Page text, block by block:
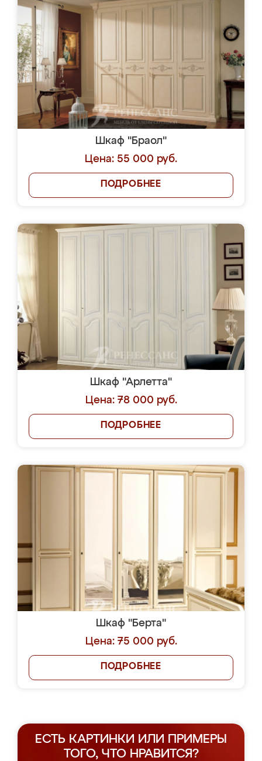
Шкаф "Браол"
Цена: 55 000 руб.
ПОДРОБНЕЕ
Шкаф "Арлетта"
Цена: 78 000 руб.
ПОДРОБНЕЕ
Шкаф "Берта"
Цена: 75 000 руб.
ПОДРОБНЕЕ
ЕСТЬ КАРТИНКИ ИЛИ ПРИМЕРЫ
ТОГО, ЧТО НРАВИТСЯ?